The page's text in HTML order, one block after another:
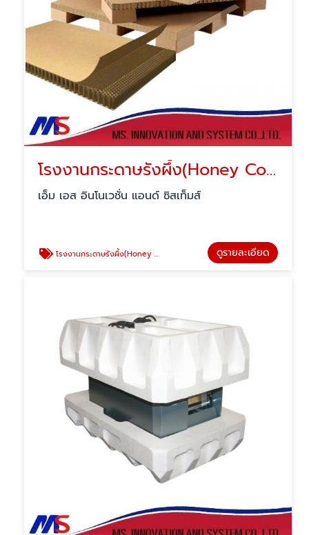
โรงงานกระดาษรังผึ้ง(Honey Comp)
เอ็ม เอส อินโนเวชั่น แอนด์ ซิสเท็มส์
โรงงานกระดาษรังผึ้ง(Honey Comp) ดูรายละเอียด